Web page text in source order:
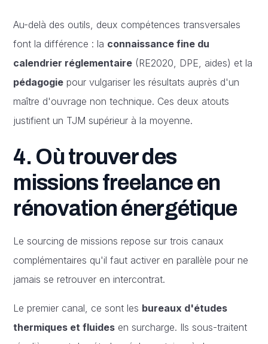
Au-delà des outils, deux compétences transversales
font la différence : la connaissance fine du
calendrier réglementaire (RE2020, DPE, aides) et la
pédagogie pour vulgariser les résultats auprès d'un
maître d'ouvrage non technique. Ces deux atouts
justifient un TJM supérieur à la moyenne.
4. Où trouver des
missions freelance en
rénovation énergétique
Le sourcing de missions repose sur trois canaux
complémentaires qu'il faut activer en parallèle pour ne
jamais se retrouver en intercontrat.
Le premier canal, ce sont les bureaux d'études
thermiques et fluides en surcharge. Ils sous-traitent